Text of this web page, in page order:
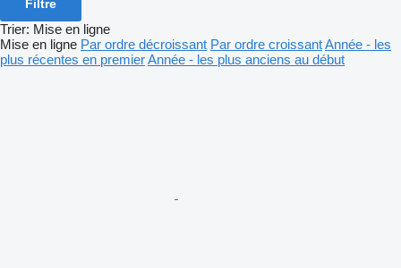
Filtre
Trier: Mise en ligne
Mise en ligne Par ordre décroissant Par ordre croissantAnnée - les
plus récentes en premierAnnée - les plus anciens au début